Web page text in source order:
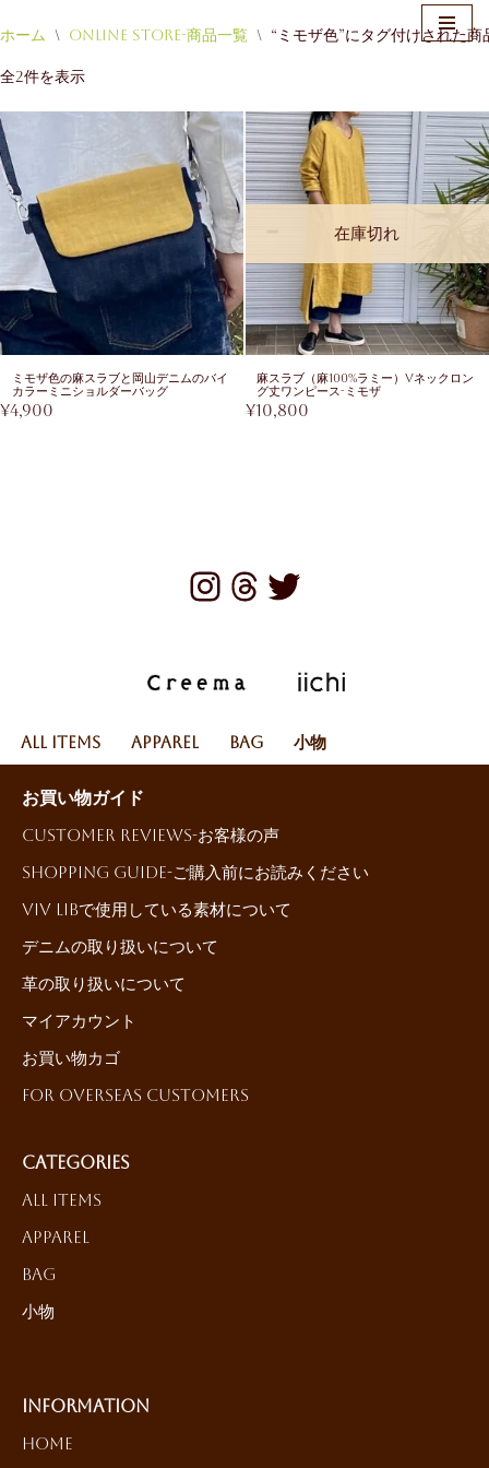
ン
テ
へ
ス
プ
ホーム \ Online Store-商品一覧 \ “ミモザ色”にタグ付けされた商
全2件を表示
ミモザ色の麻スラブと岡山デニムのバイ
カラーミニショルダーバッグ
¥4,900
在庫切れ
麻スラブ（麻100%ラミー）Vネックロン
グ丈ワンピース-ミモザ
¥10,800
All Items Apparel Bag 小物
お買い物ガイド
Customer reviews-お客様の声
Shopping Guide-ご購入前にお読みください
ViV LiBで使用している素材について
デニムの取り扱いについて
革の取り扱いについて
マイアカウント
お買い物カゴ
For Overseas Customers
Categories
All Items
Apparel
Bag
小物
Information
HOME